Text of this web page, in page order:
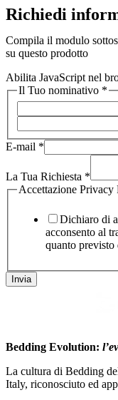
Richiedi
Compila il modulo
su questo prodotto
Abilita JavaScript nel
Il Tuo nominativo *
E-mail *
La Tua Richiesta *
Accettazione Privacy
Dichiaro di
acconsento al
quanto previsto
Invia
Bedding Evolution:
La cultura di Bedding
Italy, riconosciuto ed